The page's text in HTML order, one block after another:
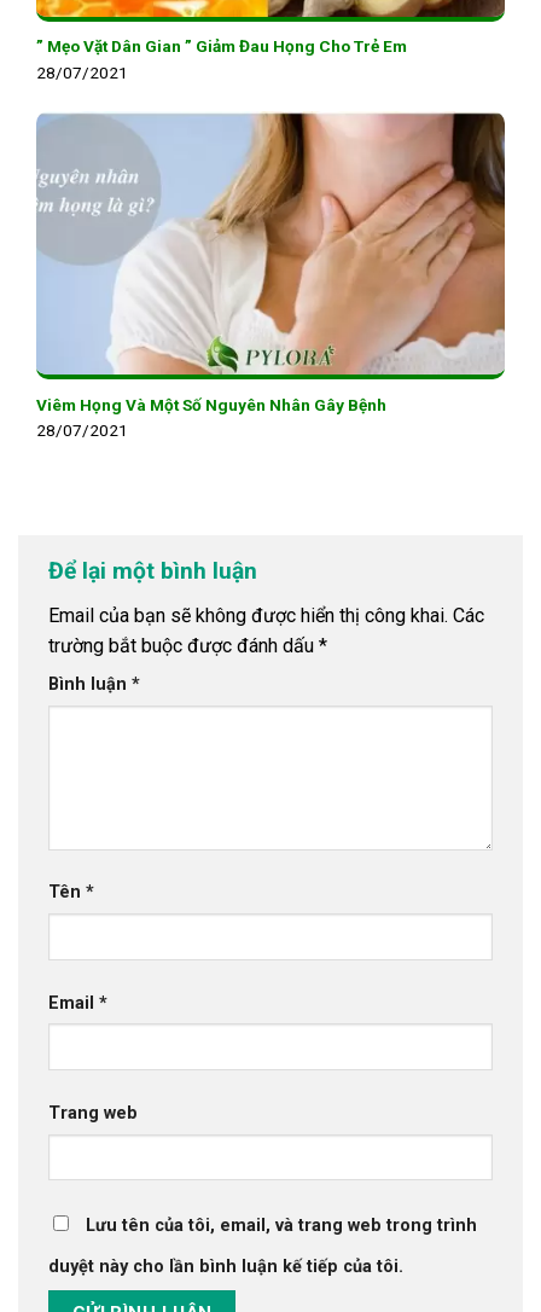
” Mẹo Vặt Dân Gian ” Giảm Đau Họng Cho Trẻ Em
28/07/2021
Viêm Họng Và Một Số Nguyên Nhân Gây Bệnh
28/07/2021
Để lại một bình luận
Email của bạn sẽ không được hiển thị công khai. Các
trường bắt buộc được đánh dấu *
Bình luận *
Tên *
Email *
Trang web
Lưu tên của tôi, email, và trang web trong trình
duyệt này cho lần bình luận kế tiếp của tôi.